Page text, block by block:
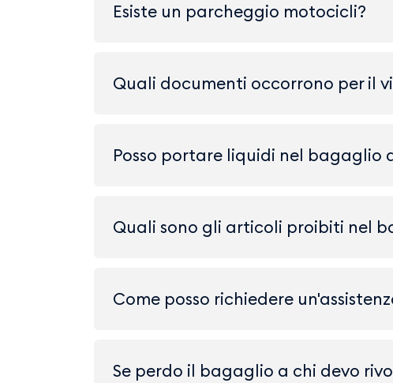
Esiste un parcheggio motocicli?
Quali documenti occorrono per il
Posso portare liquidi nel bagaglio
Quali sono gli articoli proibiti nel
Come posso richiedere
Se perdo il bagaglio a chi devo